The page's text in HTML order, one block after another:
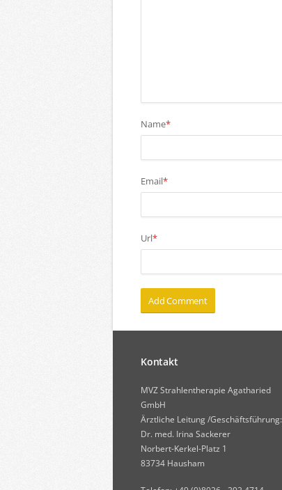
Name*
Email*
Url*
Kontakt
MVZ Strahlentherapie Agatharied
GmbH
Ärztliche Leitung /Geschäftsführung:
Dr. med. Irina Sackerer
Norbert-Kerkel-Platz 1
83734 Hausham